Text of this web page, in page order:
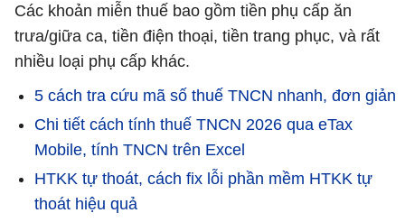
Các khoản miễn thuế bao gồm tiền phụ cấp ăn
trưa/giữa ca, tiền điện thoại, tiền trang phục, và rất
nhiều loại phụ cấp khác.
5 cách tra cứu mã số thuế TNCN nhanh, đơn giản
Chi tiết cách tính thuế TNCN 2026 qua eTax
Mobile, tính TNCN trên Excel
HTKK tự thoát, cách fix lỗi phần mềm HTKK tự
thoát hiệu quả